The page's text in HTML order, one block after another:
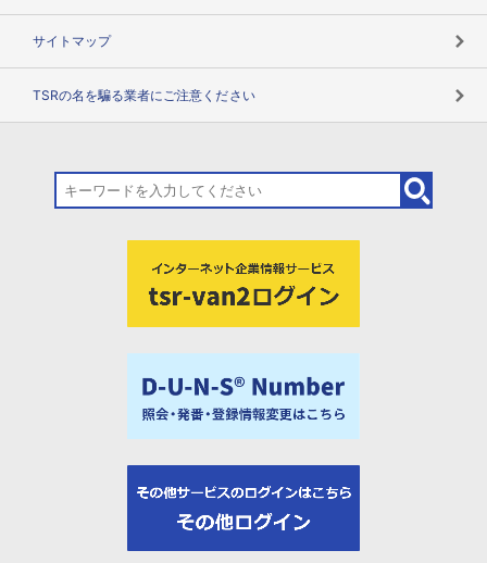
サイトマップ
TSRの名を騙る業者にご注意ください